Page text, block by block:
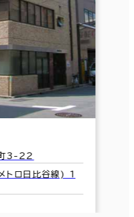
町3-22
トロ日比谷線) 1